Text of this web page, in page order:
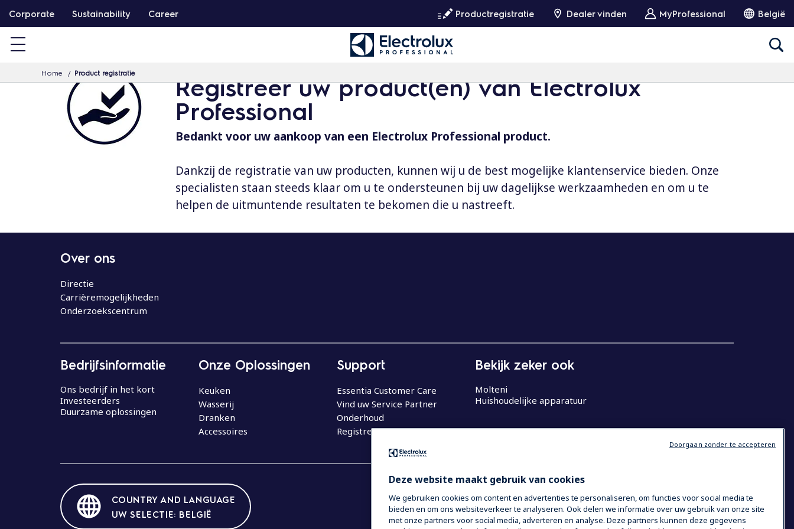
a
n
Corporate Sustainability Career Productregistratie Dealer vinden MyProfessional België
Home Product registratie Registreer uw product(en) van Electrolux
Professional
Bedankt voor uw aankoop van een Electrolux Professional product.
Dankzij de registratie van uw producten, kunnen wij u de best mogelijke klantenservice bieden. Onze
specialisten staan steeds klaar om u te ondersteunen bij uw dagelijkse werkzaamheden en om u te
helpen de uitmuntende resultaten te bekomen die u nastreeft.
Over ons
Directie
Carrièremogelijkheden
Onderzoekscentrum
Bedrijfsinformatie
Ons bedrijf in het kort
Investeerders
Duurzame oplossingen
Onze Oplossingen
Keuken
Wasserij
Dranken
Accessoires
Support
Essentia Customer Care
Vind uw Service Partner
Onderhoud
Registreer uw product
Bekijk zeker ook
Molteni
Huishoudelijke apparatuur
COUNTRY AND LANGUAGE
UW SELECTIE: BELGIË
Deze website maakt gebruik van cookies
We gebruiken cookies om content en advertenties te personaliseren, om functies voor social media te
bieden en om ons websiteverkeer te analyseren. Ook delen we informatie over uw gebruik van onze site
met onze partners voor social media, adverteren en analyse. Deze partners kunnen deze gegevens
Doorgaan zonder te accepteren